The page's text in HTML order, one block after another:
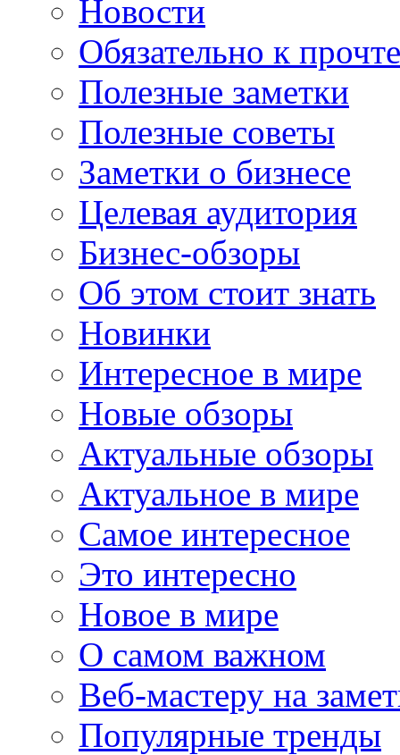
Новости
Обязательно к
Полезные заметки
Полезные советы
Заметки о бизнесе
Целевая аудитория
Бизнес-обзоры
Об этом стоит знать
Новинки
Интересное в мире
Новые обзоры
Актуальные обзоры
Актуальное в мире
Самое интересное
Это интересно
Новое в мире
О самом важном
Веб-мастеру на
Популярные тренды